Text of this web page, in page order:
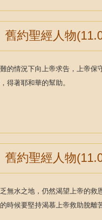
舊約聖經人物
的情況下向上帝求告，上帝保
得著耶和華的幫助。
舊約聖經人物
無水之地，仍然渴望上帝的救
時候要堅持渴慕上帝救助脫離